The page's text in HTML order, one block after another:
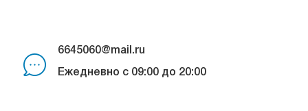
6645060@mail.ru
Ежедневно с 09:00 до 20:00